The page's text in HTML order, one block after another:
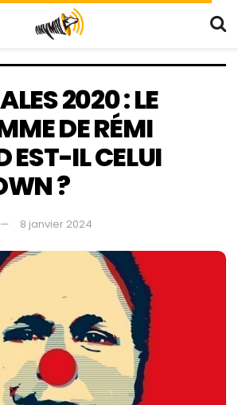
2020 : LE
DE RÉMI
EST-IL CELUI
?
8 janvier 2024